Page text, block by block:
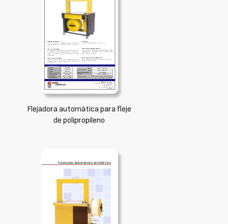
Flejadora automática para fleje
de polipropileno